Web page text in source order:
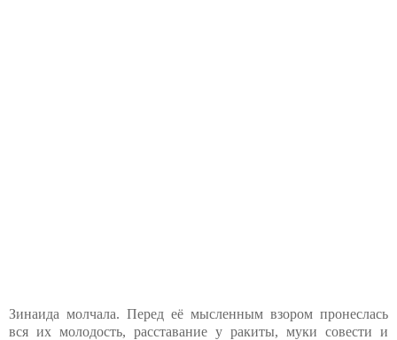
Зинаида молчала. Перед её мысленным взором пронеслась
вся их молодость, расставание у ракиты, муки совести и